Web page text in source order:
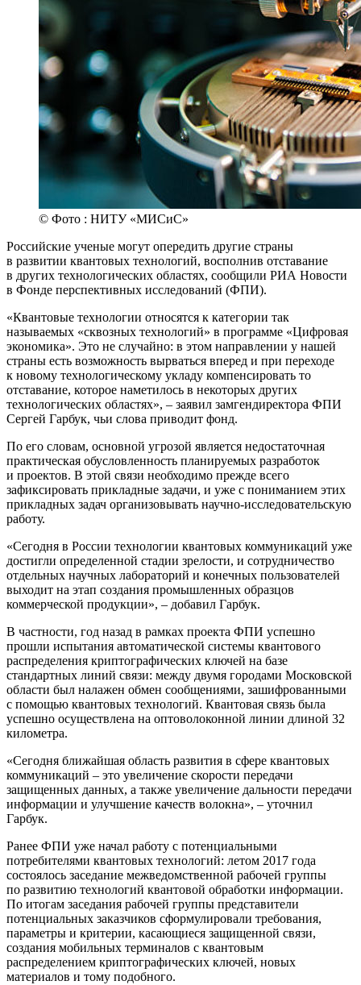
© Фото : НИТУ «МИСиС»
Российские ученые могут опередить другие страны
в развитии квантовых технологий, восполнив отставание
в других технологических областях, сообщили РИА Новости
в Фонде перспективных исследований (ФПИ).
«Квантовые технологии относятся к категории так
называемых «сквозных технологий» в программе «Цифровая
экономика». Это не случайно: в этом направлении у нашей
страны есть возможность вырваться вперед и при переходе
к новому технологическому укладу компенсировать то
отставание, которое наметилось в некоторых других
технологических областях», – заявил замгендиректора ФПИ
Сергей Гарбук, чьи слова приводит фонд.
По его словам, основной угрозой является недостаточная
практическая обусловленность планируемых разработок
и проектов. В этой связи необходимо прежде всего
зафиксировать прикладные задачи, и уже с пониманием этих
прикладных задач организовывать научно-исследовательскую
работу.
«Сегодня в России технологии квантовых коммуникаций уже
достигли определенной стадии зрелости, и сотрудничество
отдельных научных лабораторий и конечных пользователей
выходит на этап создания промышленных образцов
коммерческой продукции», – добавил Гарбук.
В частности, год назад в рамках проекта ФПИ успешно
прошли испытания автоматической системы квантового
распределения криптографических ключей на базе
стандартных линий связи: между двумя городами Московской
области был налажен обмен сообщениями, зашифрованными
с помощью квантовых технологий. Квантовая связь была
успешно осуществлена на оптоволоконной линии длиной 32
километра.
«Сегодня ближайшая область развития в сфере квантовых
коммуникаций – это увеличение скорости передачи
защищенных данных, а также увеличение дальности передачи
информации и улучшение качеств волокна», – уточнил
Гарбук.
Ранее ФПИ уже начал работу с потенциальными
потребителями квантовых технологий: летом 2017 года
состоялось заседание межведомственной рабочей группы
по развитию технологий квантовой обработки информации.
По итогам заседания рабочей группы представители
потенциальных заказчиков сформулировали требования,
параметры и критерии, касающиеся защищенной связи,
создания мобильных терминалов с квантовым
распределением криптографических ключей, новых
материалов и тому подобного.